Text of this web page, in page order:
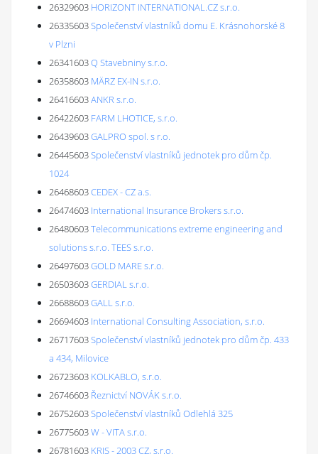
26329603 HORIZONT INTERNATIONAL.CZ s.r.o.
26335603Společenství vlastníků domu E. Krásnohorské 8
v Plzni
26341603Q Stavebniny s.r.o.
26358603 MÄRZ EX-IN s.r.o.
26416603ANKR s.r.o.
26422603 FARM LHOTICE, s.r.o.
26439603GALPRO spol. s r.o.
26445603Společenství vlastníků jednotek pro dům čp.
1024
26468603CEDEX - CZ a.s.
26474603 International Insurance Brokers s.r.o.
26480603Telecommunications extreme engineering and
solutions s.r.o. TEES s.r.o.
26497603GOLD MARE s.r.o.
26503603GERDIAL s.r.o.
26688603GALL s.r.o.
26694603 International Consulting Association, s.r.o.
26717603Společenství vlastníků jednotek pro dům čp. 433
a 434, Milovice
26723603 KOLKABLO, s.r.o.
26746603 Řeznictví NOVÁK s.r.o.
26752603Společenství vlastníků Odlehlá 325
26775603W - VITA s.r.o.
26781603 KRIS - 2003 CZ, s.r.o.